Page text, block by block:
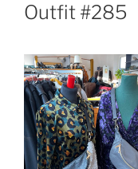
Outfit #285